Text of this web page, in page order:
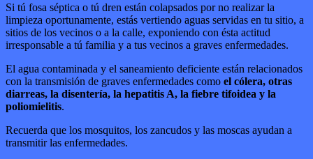
Si tú fosa séptica o tú dren están colapsados por no realizar la
limpieza oportunamente, estás vertiendo aguas servidas en tu sitio, a
sitios de los vecinos o a la calle, exponiendo con ésta actitud
irresponsable a tú familia y a tus vecinos a graves enfermedades.
El agua contaminada y el saneamiento deficiente están relacionados
con la transmisión de graves enfermedades como el cólera, otras
diarreas, la disentería, la hepatitis A, la fiebre tifoidea y la
poliomielitis.
Recuerda que los mosquitos, los zancudos y las moscas ayudan a
transmitir las enfermedades.